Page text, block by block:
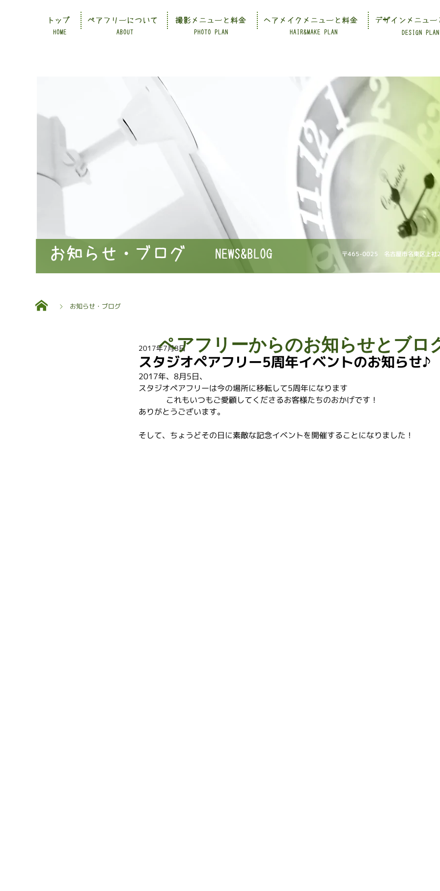
HOME ABOUT PHOTO PLAN HAIR&MAKE PLAN DESIGN PLAN
トップ ペアフリーについて 撮影メニューと料金 ヘアメイクメニューと料金 デザインメニュー
〒465-0025 名古屋市名東区上社
NEWS&BLOG
お知らせ・ブログ
お知らせ・ブログ
スタジオペアフリー5周年イベントのお知らせ♪
2017年7月8日
2017年、8月5日、
スタジオペアフリーは今の場所に移転して5周年になります
これもいつもご愛顧してくださるお客様たちのおかげです！
ありがとうございます。
そして、ちょうどその日に素敵な記念イベントを開催することになりました！
ペアフリーからのお知らせとブロ